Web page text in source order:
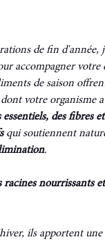
de fin d'année,
accompagner votre
de saison
votre organisme
des fibres
qui soutiennent
.
racines nourrissants
ils apportent une